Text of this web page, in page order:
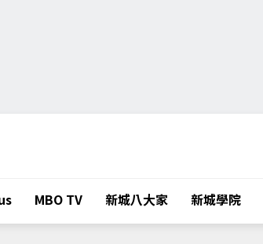
MBO TV 新城八大家 新城學院